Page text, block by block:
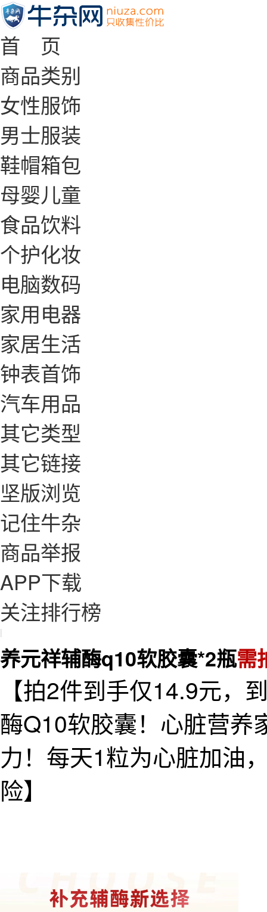
首 页
商品类别
女性服饰
男士服装
鞋帽箱包
母婴儿童
食品饮料
个护化妆
电脑数码
家用电器
家居生活
钟表首饰
汽车用品
其它类型
其它链接
坚版浏览
记住牛杂
商品举报
APP下载
关注排行榜
|
养元祥辅酶q10软胶囊*2瓶需
【拍2件到手仅14.9元，
酶Q10软胶囊！心脏营养
力！每天1粒为心脏加油
险】